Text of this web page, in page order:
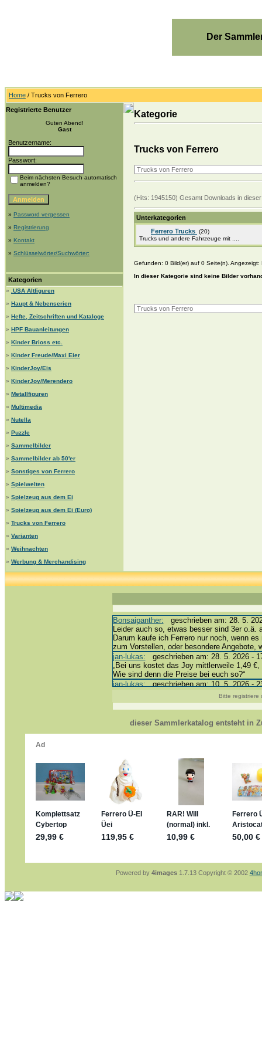
Der
Home / Trucks von Ferrero
Registrierte Benutzer
Guten Abend!
Gast
Benutzername:
Passwort:
Beim nächsten Besuch automatisch
anmelden?
» Password vergessen
» Registrierung
» Kontakt
» Schlüsselwörter/Suchwörter:
Kategorien
»
.USA Altfiguren
» Haupt & Nebenserien
» Hefte, Zeitschriften und Kataloge
» HPF Bauanleitungen
» Kinder Brioss etc.
» Kinder Freude/Maxi Eier
» KinderJoy/Eis
» KinderJoy/Merendero
» Metallfiguren
» Multimedia
» Nutella
» Puzzle
» Sammelbilder
» Sammelbilder ab 50'er
» Sonstiges von Ferrero
» Spielwelten
» Spielzeug aus dem Ei
» Spielzeug aus dem Ei (Euro)
» Trucks von Ferrero
» Varianten
» Weihnachten
» Werbung & Merchandising
Kategorie
Trucks von Ferrero
(Hits: 1945150) Gesamt Downloads in
Unterkategorien
Ferrero Trucks (20)
Trucks und andere Fahrzeuge mit ....
Gefunden: 0 Bild(er) auf 0 Seite(n). Angezeigt:
In dieser Kategorie sind keine Bilder
Bonsaipanther: geschrieben am: 28. 5.
Leider auch so, etwas besser sind 3er o.ä.
Darum kaufe ich Ferrero nur noch, wenn
zum Vorstellen, oder besondere Angebote,
jan-lukas: geschrieben am: 28. 5. 2026 -
„Bei uns kostet das Joy mittlerweile 1,49
Wie sind denn die Preise bei euch so?“
jan-lukas:geschrieben am: 10. 5. 2026 -
Bonsaipanther:geschrieben am: 10. 5.
@ Harald
https://www.ue-ei-portal-
Dein Enkel sollte zur Strafe die nächsten
Für die Figuren VC307, 310, 318 und 326
mein Enkel hat die leider weggeworfen
jan-lukas:
geschrieben am: 29. 4. 2026 -
https://www.ferrero-
sammelspass.de/einladung/
jan-lukas:
geschrieben am: 28. 4. 2026 -
stimmt, jetzt fällt es mir auch ein
geschrieben am: 28. 4.
So habe ich das in Erinnerung ... oder?
jan-lukas:geschrieben am: 28. 4. 2026 -
Bitte registriere
dieser Sammlerkatalog entsteht in
Powered by 4images1.7.13 Copyright © 2002